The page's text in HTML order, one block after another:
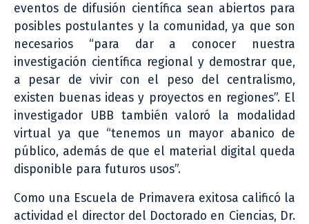
eventos de difusión científica sean abiertos para
posibles postulantes y la comunidad, ya que son
necesarios “para dar a conocer nuestra
investigación científica regional y demostrar que,
a pesar de vivir con el peso del centralismo,
existen buenas ideas y proyectos en regiones”. El
investigador UBB también valoró la modalidad
virtual ya que “tenemos un mayor abanico de
público, además de que el material digital queda
disponible para futuros usos”.
Como una Escuela de Primavera exitosa calificó la
actividad el director del Doctorado en Ciencias, Dr.